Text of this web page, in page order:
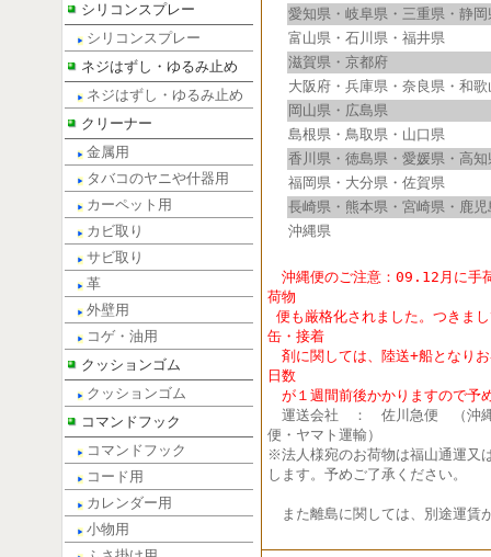
シリコンスプレー
シリコンスプレー
ネジはずし・ゆるみ止め
ネジはずし・ゆるみ止め
クリーナー
金属用
タバコのヤニや什器用
カーペット用
カビ取り
サビ取り
革
外壁用
コゲ・油用
クッションゴム
クッションゴム
コマンドフック
コマンドフック
コード用
カレンダー用
小物用
愛知県・岐阜県・三重県・静岡
富山県・石川県・福井県
滋賀県・京都府
大阪府・兵庫県・奈良県・和歌
岡山県・広島県
島根県・鳥取県・山口県
香川県・徳島県・愛媛県・高知
福岡県・大分県・佐賀県
長崎県・熊本県・宮崎県・鹿児
沖縄県
沖縄便のご注意：09.12月に手
荷物
便も厳格化されました。つきま
缶・接着
剤に関しては、陸送+船となり
日数
が１週間前後かかりますので予
運送会社 ： 佐川急便 （沖縄
便・ヤマト運輸）
※法人様宛のお荷物は福山通運又
します。予めご了承ください。
また離島に関しては、別途運賃